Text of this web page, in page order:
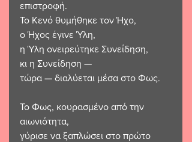
επιστροφή.
Το Κενό θυμήθηκε τον Ήχο,
ο Ήχος έγινε Ύλη,
η Ύλη ονειρεύτηκε Συνείδηση,
κι η Συνείδηση —
τώρα — διαλύεται μέσα στο Φως.
Το Φως, κουρασμένο από την
αιωνιότητα,
γύρισε να ξαπλώσει στο πρώτο